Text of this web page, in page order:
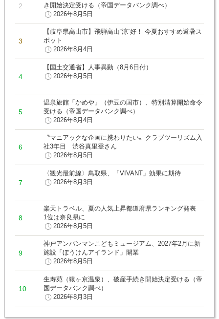
き開始決定受ける（帝国データバンク調べ）
2026年8月5日
【岐阜県高山市】飛騨高山“涼”好！ 今夏おすすめ避暑ス
ポット
2026年8月4日
【国土交通省】人事異動（8月6日付）
2026年8月5日
温泉旅館「かめや」（伊豆の国市）、特別清算開始命令
受ける（帝国データバンク調べ）
2026年8月4日
〝マニアックな企画に携わりたい〟クラブツーリズム入
社3年目 渋谷真里登さん
2026年8月5日
〈観光最前線〉鳥取県、「VIVANT」効果に期待
2026年8月3日
楽天トラベル、夏の人気上昇都道府県ランキング発表
1位は奈良県に
2026年8月5日
神戸アンパンマンこどもミュージアム、2027年2月に新
施設「ぼうけんアイランド」開業
2026年8月5日
生寿苑（猿ヶ京温泉）、破産手続き開始決定受ける（帝
国データバンク調べ）
2026年8月3日